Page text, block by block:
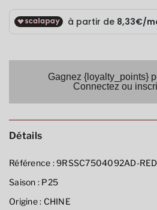
Gagnez {loyalty_points}
Connectez ou
Détails
Référence :9RSSC7504092AD-RED
Saison : P25
Origine : CHINE